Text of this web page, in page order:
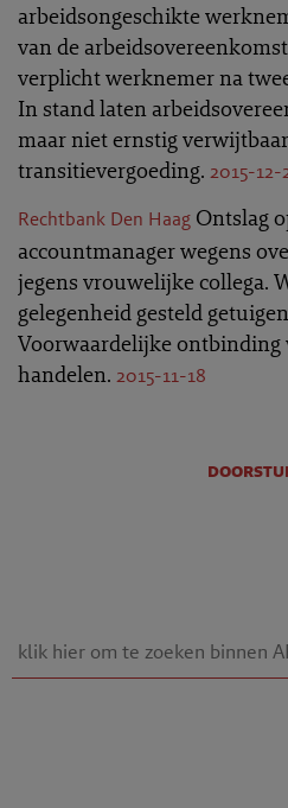
arbeidsongeschikte
van de
verplicht werknemer na
In stand laten
maar niet ernstig
transitievergoeding. 2015-12-
Rechtbank Den Haag Ontslag
accountmanager wegens
jegens vrouwelijke collega.
gelegenheid gesteld
Voorwaardelijke ontbinding
handelen. 2015-11-18